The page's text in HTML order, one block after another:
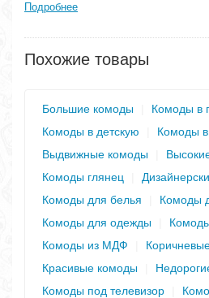
Подробнее
Похожие товары
Большие комоды Комоды в
Комоды в детскую
Комоды
Выдвижные комоды
Комоды глянец
Комоды для белья
Комоды
Комоды для одежды
Комоды из МДФ
Красивые комоды
Комоды под телевизор